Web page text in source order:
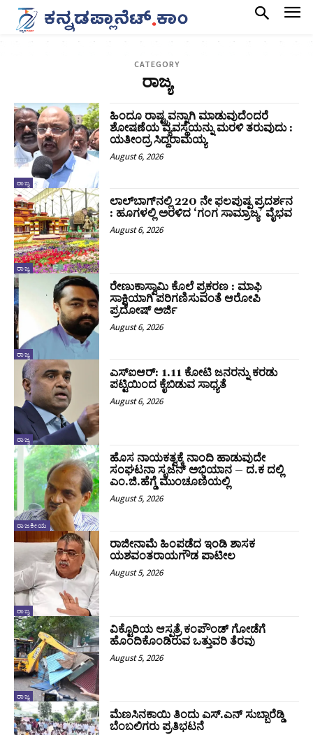
CATEGORY
ರಾಜ್ಯ
ರಾಜ್ಯ
ಹಿಂದೂ ರಾಷ್ಟ್ರವನ್ನಾಗಿ ಮಾಡುವುದೆಂದರೆ
ಶೋಷಣೆಯ ವ್ಯವಸ್ಥೆಯನ್ನು ಮರಳಿ ತರುವುದು :
ಯತೀಂದ್ರ ಸಿದ್ದರಾಮಯ್ಯ
August 6, 2026
ರಾಜ್ಯ
ಲಾಲ್‍ಬಾಗ್‍ನಲ್ಲಿ 220 ನೇ ಫಲಪುಷ್ಪ ಪ್ರದರ್ಶನ
: ಹೂಗಳಲ್ಲಿ ಅರಳಿದ ‘ಗಂಗ ಸಾಮ್ರಾಜ್ಯ’ ವೈಭವ
August 6, 2026
ರಾಜ್ಯ
ರೇಣುಕಾಸ್ವಾಮಿ ಕೊಲೆ ಪ್ರಕರಣ : ಮಾಫಿ
ಸಾಕ್ಷಿಯಾಗಿ ಪರಿಗಣಿಸುವಂತೆ ಆರೋಪಿ
ಪ್ರದೋಷ್‌ ಅರ್ಜಿ
August 6, 2026
ರಾಜ್ಯ
ಎಸ್‌ಐಆರ್‌: 1.11 ಕೋಟಿ ಜನರನ್ನು ಕರಡು
ಪಟ್ಟಿಯಿಂದ ಕೈಬಿಡುವ ಸಾಧ್ಯತೆ
August 6, 2026
ರಾಜಕೀಯ
ಹೊಸ ನಾಯಕತ್ವಕ್ಕೆ ನಾಂದಿ ಹಾಡುವುದೇ
ಸಂಘಟನಾ ಸೃಜನ್ ಅಭಿಯಾನ – ದ.ಕ ದಲ್ಲಿ
ಎಂ.ಜಿ.ಹೆಗ್ಡೆ ಮುಂಚೂಣಿಯಲ್ಲಿ
August 5, 2026
ರಾಜ್ಯ
ರಾಜೀನಾಮೆ ಹಿಂಪಡೆದ ಇಂಡಿ ಶಾಸಕ
ಯಶವಂತರಾಯಗೌಡ ಪಾಟೀಲ
August 5, 2026
ರಾಜ್ಯ
ವಿಕ್ಟೊರಿಯ ಆಸ್ಪತ್ರೆ ಕಂಪೌಂಡ್ ಗೋಡೆಗೆ
ಹೊಂದಿಕೊಂಡಿರುವ ಒತ್ತುವರಿ ತೆರವು
August 5, 2026
ಮೆಣಸಿನಕಾಯಿ ತಿಂದು ಎಸ್.ಎನ್ ಸುಬ್ಬಾರೆಡ್ಡಿ
ಬೆಂಬಲಿಗರು ಪ್ರತಿಭಟನೆ